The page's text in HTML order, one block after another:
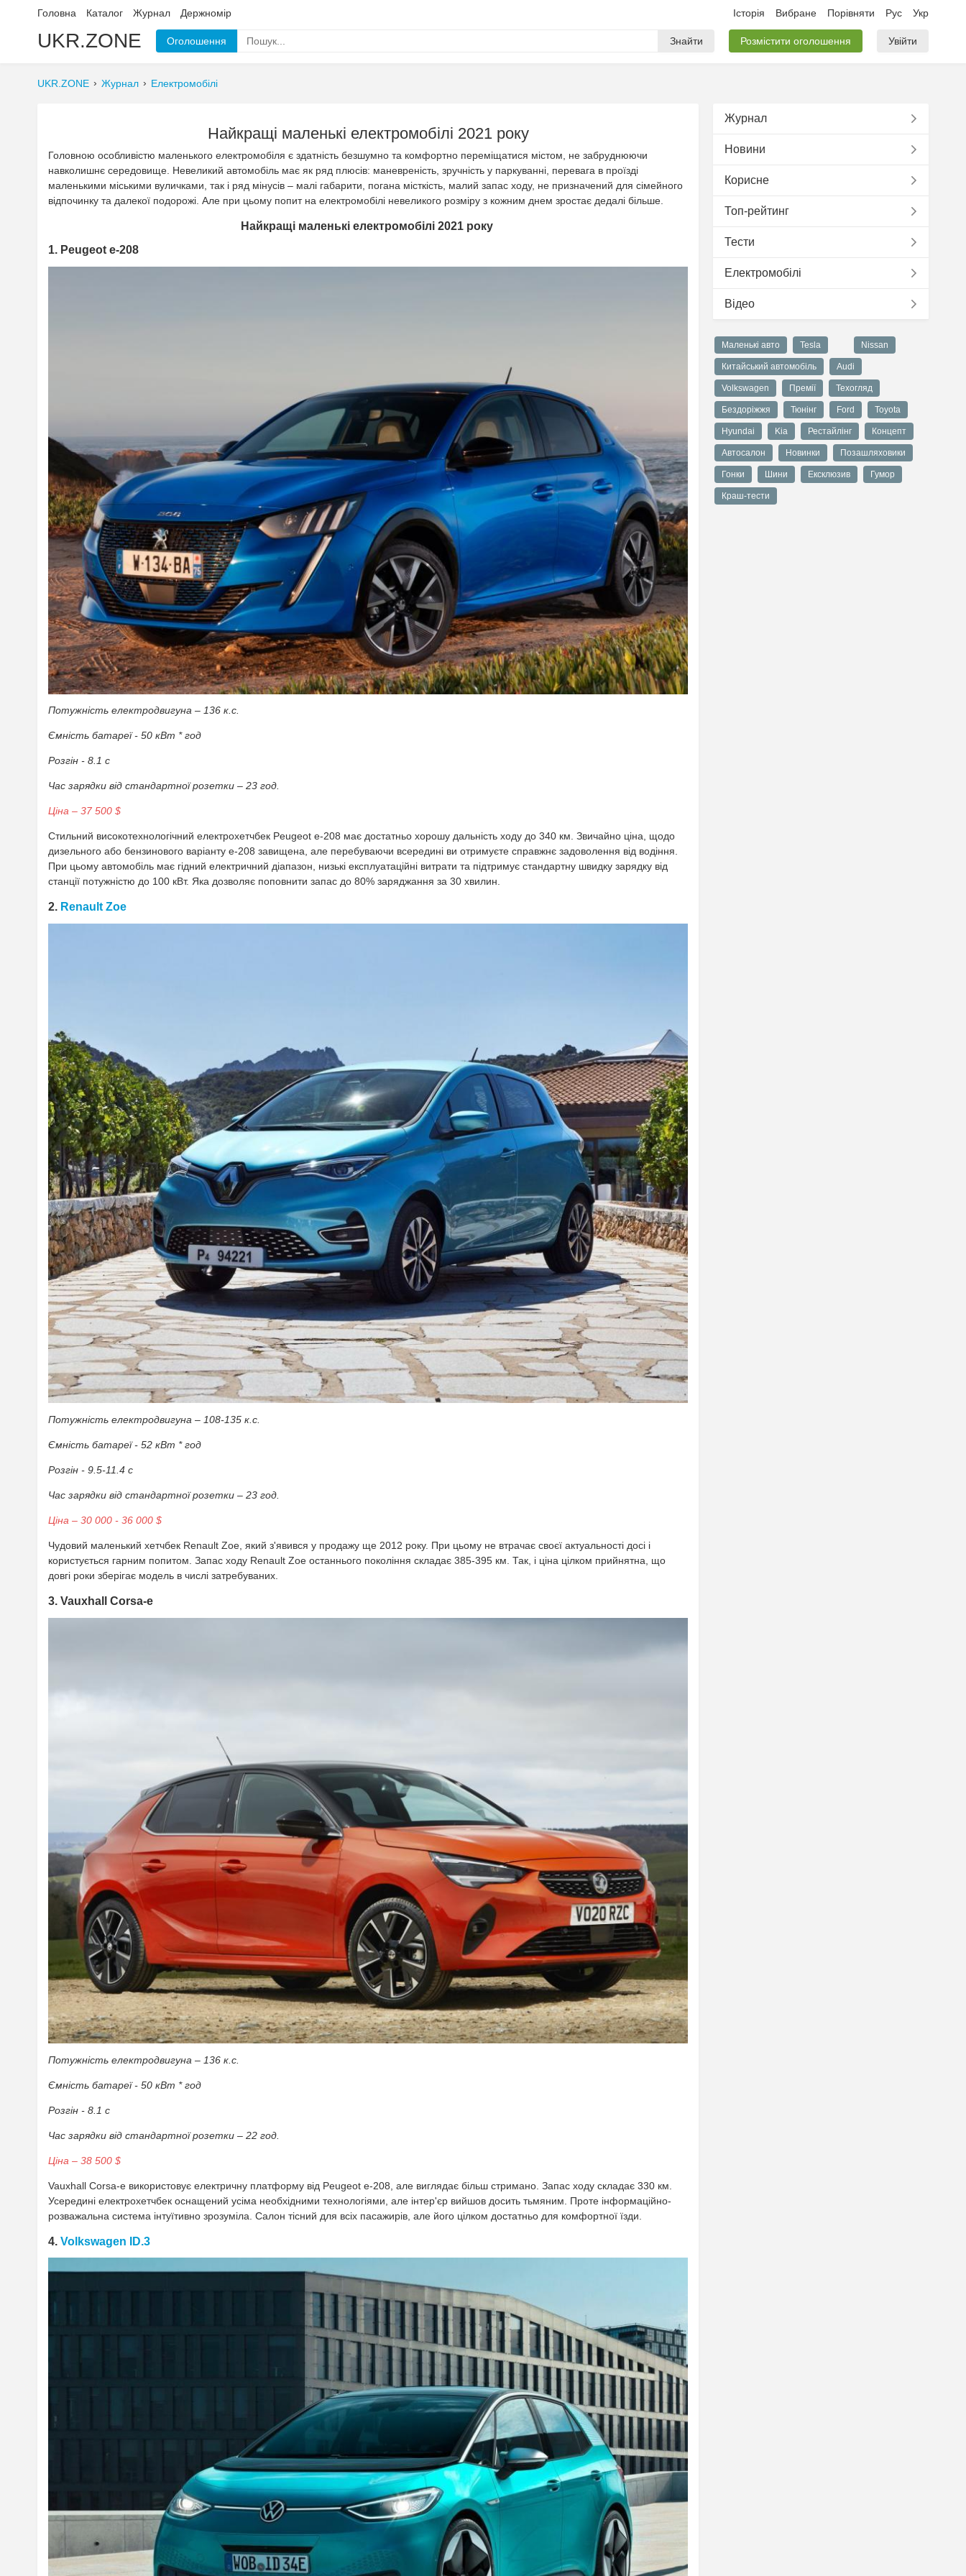
Головна Каталог Журнал Держномір Історія Вибране Порівняти Рус Укр
UKR.ZONE Оголошення Знайти Розмістити оголошення Увійти
UKR.ZONE Журнал Електромобілі
Найкращі маленькі електромобілі 2021 року
Головною особливістю маленького електромобіля є здатність безшумно та комфортно переміщатися містом, не забруднюючи
навколишнє середовище. Невеликий автомобіль має як ряд плюсів: маневреність, зручність у паркуванні, перевага в проїзді
маленькими міськими вуличками, так і ряд мінусів – малі габарити, погана місткість, малий запас ходу, не призначений для сімейного
відпочинку та далекої подорожі. Але при цьому попит на електромобілі невеликого розміру з кожним днем ​​зростає дедалі більше.
Найкращі маленькі електромобілі 2021 року
1. Peugeot e-208
Потужність електродвигуна – 136 к.с.
Ємність батареї - 50 кВт * год
Розгін - 8.1 с
Час зарядки від стандартної розетки – 23 год.
Ціна – 37 500 $
Стильний високотехнологічний електрохетчбек Peugeot e-208 має достатньо хорошу дальність ходу до 340 км. Звичайно ціна, щодо
дизельного або бензинового варіанту e-208 завищена, але перебуваючи всередині ви отримуєте справжнє задоволення від водіння.
При цьому автомобіль має гідний електричний діапазон, низькі експлуатаційні витрати та підтримує стандартну швидку зарядку від
станції потужністю до 100 кВт. Яка дозволяє поповнити запас до 80% заряджання за 30 хвилин.
2. Renault Zoe
Потужність електродвигуна – 108-135 к.с.
Ємність батареї - 52 кВт * год
Розгін - 9.5-11.4 с
Час зарядки від стандартної розетки – 23 год.
Ціна – 30 000 - 36 000 $
Чудовий маленький хетчбек Renault Zoe, який з'явився у продажу ще 2012 року. При цьому не втрачає своєї актуальності досі і
користується гарним попитом. Запас ходу Renault Zoe останнього покоління складає 385-395 км. Так, і ціна цілком прийнятна, що
довгі роки зберігає модель в числі затребуваних.
3. Vauxhall Corsa-e
Потужність електродвигуна – 136 к.с.
Ємність батареї - 50 кВт * год
Розгін - 8.1 с
Час зарядки від стандартної розетки – 22 год.
Ціна – 38 500 $
Vauxhall Corsa-e використовує електричну платформу від Peugeot e-208, але виглядає більш стримано. Запас ходу складає 330 км.
Усередині електрохетчбек оснащений усіма необхідними технологіями, але інтер'єр вийшов досить тьмяним. Проте інформаційно-
розважальна система інтуїтивно зрозуміла. Салон тісний для всіх пасажирів, але його цілком достатньо для комфортної їзди.
4. Volkswagen ID.3
Журнал
Новини
Корисне
Топ-рейтинг
Тести
Електромобілі
Відео
Маленькі авто Tesla Nissan
Китайський автомобіль Audi
Volkswagen Премії Техогляд
Бездоріжжя Тюнінг Ford Toyota
Hyundai Kia Рестайлінг Концепт
Автосалон Новинки Позашляховики
Гонки Шини Ексклюзив Гумор
Краш-тести